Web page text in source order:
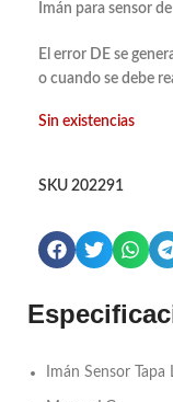
Imán para sensor
El error DE se
o cuando se debe
Sin existencias
SKU 202291
Imán Sensor Tapa